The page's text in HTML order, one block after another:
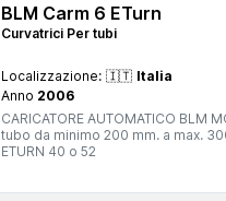
BLM Carm 6 ETurn
Curvatrici Per tubi
Localizzazione: 🇮🇹 Italia
Anno 2006
CARICATORE AUTOMATICO BLM MOD. CARM 6 Anno 2006 CE Assi controllati elettrici Diametro
tubo da minimo 200 mm. a max. 3000 Modifica BLM per consentire il diametro tubo fino a 45 mm Peso 3500 Kg. Adatto a
ETURN 40 o 52